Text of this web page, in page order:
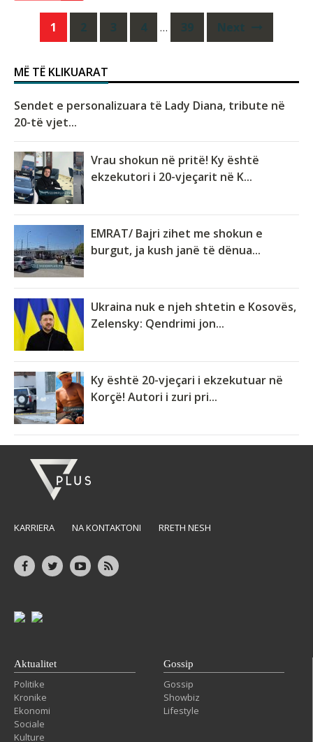
Posts
navigation
1 2 3 4 … 39 Next
MË TË KLIKUARAT
Sendet e personalizuara të Lady Diana, tribute në
20-të vjet...
Vrau shokun në pritë! Ky është
ekzekutori i 20-vjeçarit në K...
EMRAT/ Bajri zihet me shokun e
burgut, ja kush janë të dënua...
Ukraina nuk e njeh shtetin e Kosovës,
Zelensky: Qendrimi jon...
Ky është 20-vjeçari i ekzekutuar në
Korçë! Autori i zuri pri...
KARRIERA NA KONTAKTONI RRETH NESH
Aktualitet
Politike
Kronike
Ekonomi
Sociale
Kulture
Gossip
Gossip
Showbiz
Lifestyle